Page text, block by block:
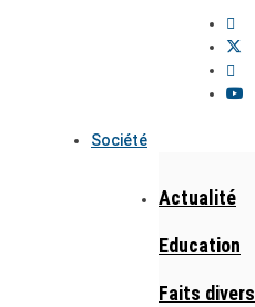
Société
Actualité
Education
Faits divers